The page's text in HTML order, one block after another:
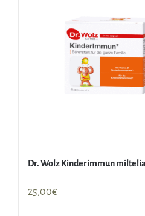
Dr. Wolz Kinderimmun
25,00€